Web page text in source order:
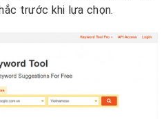
trước khi lựa chọn.